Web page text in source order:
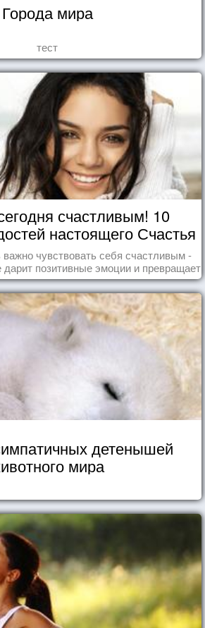
Города мира
тест
счастливым! 10
настоящего Счастья
чувствовать себя счастливым -
позитивные эмоции и превращает
в маленький праздник.
детенышей
мира